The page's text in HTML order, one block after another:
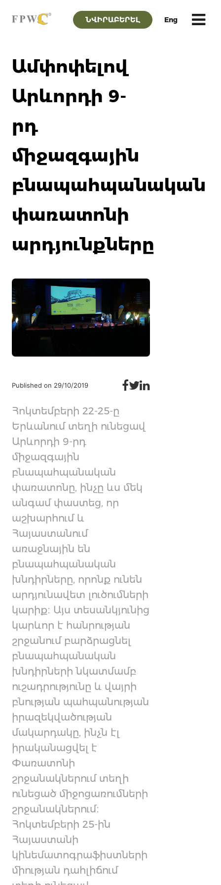
ՆՎԻՐԱԲԵՐԵԼ Eng
Ամփոփելով
Արևորդի 9-
րդ
միջազգային
բնապահպանական
փառատոնի
արդյունքները
Published on 29/10/2019
Հոկտեմբերի 22-25-ը
Երևանում տեղի ունեցավ
Արևորդի 9-րդ
միջազգային
բնապահպանական
փառատոնը, ինչը ևս մեկ
անգամ փաստեց, որ
աշխարհում և
Հայաստանում
առաջնային են
բնապահպանական
խնդիրները, որոնք ունեն
արդյունավետ լուծումների
կարիք։ Այս տեսանկյունից
կարևոր է հանրության
շրջանում բարձրացնել
բնապահպանական
խնդիրների նկատմամբ
ուշադրությունը և վայրի
բնության պահպանության
իրազեկվածության
մակարդակը, ինչն էլ
իրականացվել է
Փառատոնի
շրջանակներում տեղի
ունեցած միջոցառումների
շրջանակներում։
Հոկտեմբերի 25-ին
Հայաստանի
կինեմատոգրաֆիստների
միության դահլիճում